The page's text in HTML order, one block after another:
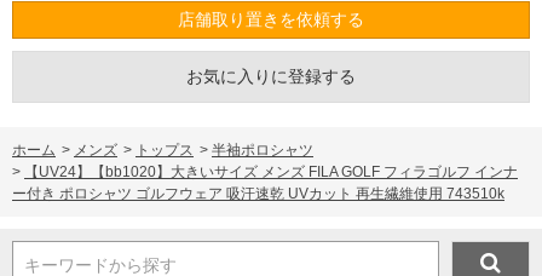
店舗取り置きを依頼する
お気に入りに登録する
ホーム > メンズ > トップス > 半袖ポロシャツ
>
【UV24】【bb1020】大きいサイズ メンズ FILA GOLF フィラゴルフ インナ
ー付き ポロシャツ ゴルフウェア 吸汗速乾 UVカット 再生繊維使用 743510k
キーワードから探す